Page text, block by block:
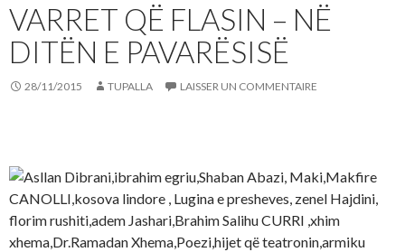
VARRET QË FLASIN – NË
DITËN E PAVARËSISË
28/11/2015 TUPALLA LAISSER UN COMMENTAIRE